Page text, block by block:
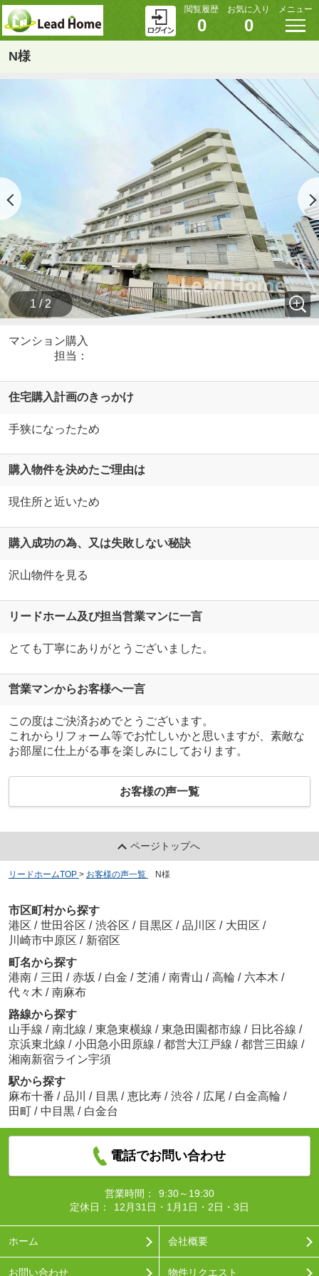
閲覧履歴
0
お気に入り
0
メニュー
N様
1 / 2
マンション購入
担当：
住宅購入計画のきっかけ
手狭になったため
購入物件を決めたご理由は
現住所と近いため
購入成功の為、又は失敗しない秘訣
沢山物件を見る
リードホーム及び担当営業マンに一言
とても丁寧にありがとうございました。
営業マンからお客様へ一言
この度はご決済おめでとうございます。
これからリフォーム等でお忙しいかと思いますが、素敵な
お部屋に仕上がる事を楽しみにしております。
お客様の声一覧
ページトップへ
リードホームTOP > お客様の声一覧 N様
市区町村から探す
港区 / 世田谷区 / 渋谷区 / 目黒区 / 品川区 / 大田区 /
川崎市中原区 / 新宿区
町名から探す
港南 / 三田 / 赤坂 / 白金 / 芝浦 / 南青山 / 高輪 / 六本木 /
代々木 / 南麻布
路線から探す
山手線 / 南北線 / 東急東横線 / 東急田園都市線 / 日比谷線 /
京浜東北線 / 小田急小田原線 / 都営大江戸線 / 都営三田線 /
湘南新宿ライン宇須
駅から探す
麻布十番 / 品川 / 目黒 / 恵比寿 / 渋谷 / 広尾 / 白金高輪 /
田町 / 中目黒 / 白金台
電話でお問い合わせ
営業時間：
9:30～19:30
定休日：
12月31日・1月1日・2日・3日
ホーム 会社概要
お問い合わせ 物件リクエスト